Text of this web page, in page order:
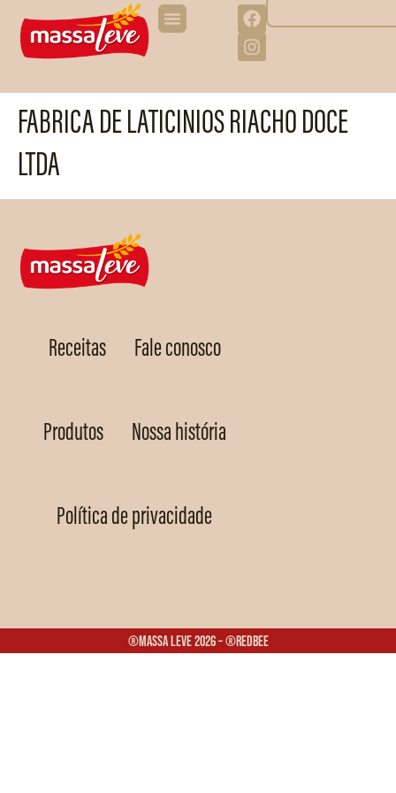
FABRICA DE LATICINIOS RIACHO DOCE
LTDA
Receitas Fale conosco
Produtos Nossa história
Política de privacidade
®Massa Leve 2026 – ®Redbee